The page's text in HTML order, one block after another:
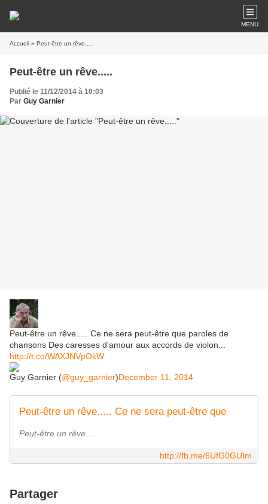
MENU
Accueil » Peut-être un rêve.....
Peut-être un rêve.....
Publié le 11/12/2014 à 10:03
Par Guy Garnier
Peut-être un rêve..... Ce ne sera peut-être que paroles de
chansons Des caresses d'amour aux accords de violon...
http://t.co/WAXJNVpOkW
Guy Garnier (@guy_garnier)December 11, 2014
Peut-être un rêve..... Ce ne sera peut-être que
Peut-être un rêve.....
http://fb.me/6UfG0GUIm
Partager